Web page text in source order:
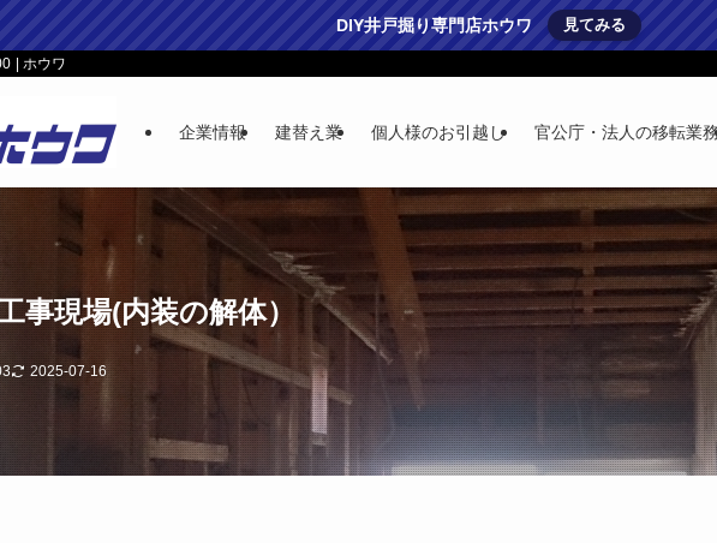
DIY井戸掘り専門店ホウワ 見てみる
| ホウワ
企業情報 建替え業 個人様のお引越し 官公庁・法人の移転業
事現場(内装の解体）
2025-07-16